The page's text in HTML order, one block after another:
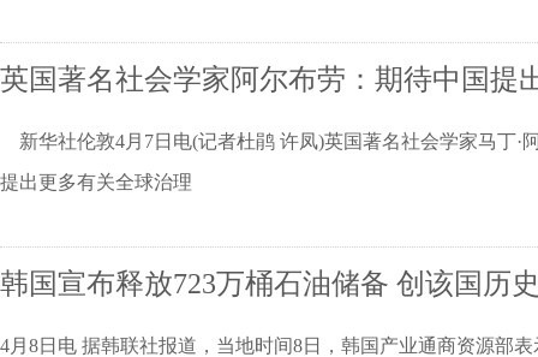
英国著名社会学家阿尔布劳：期待中国提
新华社伦敦4月7日电(记者杜鹃 许凤)英国著名社会学家马丁·
提出更多有关全球治理
韩国宣布释放723万桶石油储备 创该国历
4月8日电 据韩联社报道，当地时间8日，韩国产业通商资源部